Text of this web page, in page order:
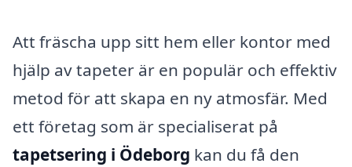
Att fräscha upp sitt hem eller kontor med
hjälp av tapeter är en populär och effektiv
metod för att skapa en ny atmosfär. Med
ett företag som är specialiserat på
tapetsering i Ödeborg kan du få den